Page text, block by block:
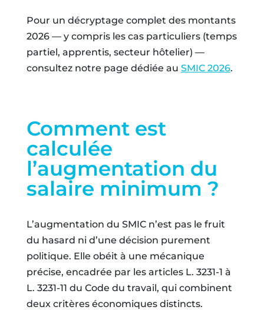
Pour un décryptage complet des montants
2026 — y compris les cas particuliers (temps
partiel, apprentis, secteur hôtelier) —
consultez notre page dédiée au SMIC 2026.
Comment est
calculée
l’augmentation du
salaire minimum ?
L’augmentation du SMIC n’est pas le fruit
du hasard ni d’une décision purement
politique. Elle obéit à une mécanique
précise, encadrée par les articles L. 3231-1 à
L. 3231-11 du Code du travail, qui combinent
deux critères économiques distincts.